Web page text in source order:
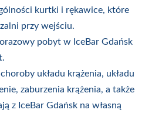
kurtki i rękawice, które
przy wejściu.
pobyt w IceBar Gdańsk
układu krążenia, układu
zaburzenia krążenia, a także
z IceBar Gdańsk na własną